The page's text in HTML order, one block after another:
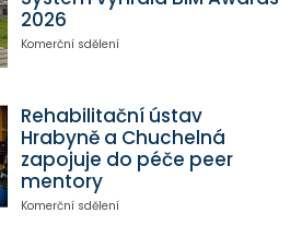
2026
Komerční sdělení
Rehabilitační ústav
Hrabyně a Chuchelná
zapojuje do péče peer
mentory
Komerční sdělení